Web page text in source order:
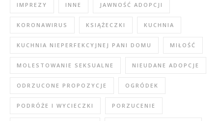
IMPREZY INNE JAWNOŚĆ ADOPCJI
KORONAWIRUS KSIĄŻECZKI KUCHNIA
KUCHNIA NIEPERFEKCYJNEJ PANI DOMU MIŁOŚĆ
MOLESTOWANIE SEKSUALNE NIEUDANE ADOPCJE
ODRZUCONE PROPOZYCJE OGRÓDEK
PODRÓŻE I WYCIECZKI PORZUCENIE